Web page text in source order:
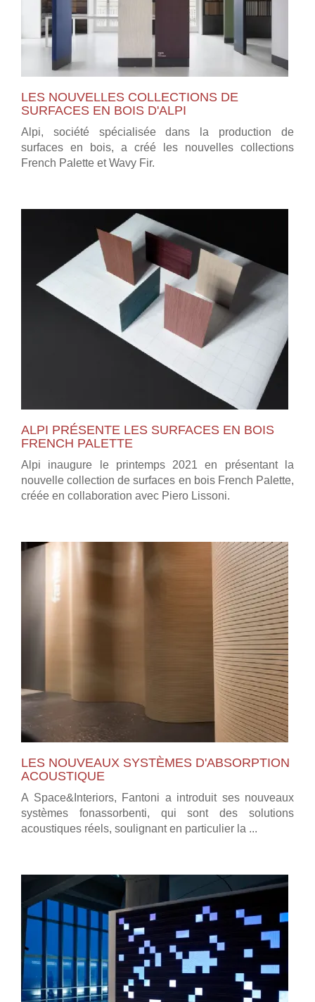
LES NOUVELLES COLLECTIONS DE
SURFACES EN BOIS D'ALPI
Alpi, société spécialisée dans la production de
surfaces en bois, a créé les nouvelles collections
French Palette et Wavy Fir.
ALPI PRÉSENTE LES SURFACES EN BOIS
FRENCH PALETTE
Alpi inaugure le printemps 2021 en présentant la
nouvelle collection de surfaces en bois French Palette,
créée en collaboration avec Piero Lissoni.
LES NOUVEAUX SYSTÈMES D'ABSORPTION
ACOUSTIQUE
A Space&Interiors, Fantoni a introduit ses nouveaux
systèmes fonassorbenti, qui sont des solutions
acoustiques réels, soulignant en particulier la ...